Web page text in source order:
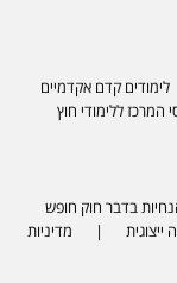
לימודים קדם אקדמיים
המרכז ללימודי חוץ
בדבר חוק חופש
מדיניות